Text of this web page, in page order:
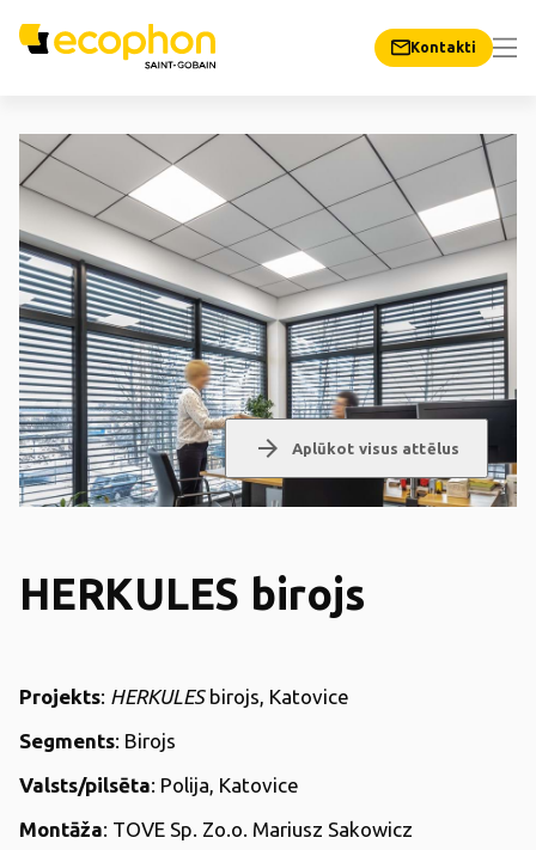
Kontakti
arrow_forward Aplūkot visus attēlus
HERKULES birojs
Projekts: HERKULESbirojs, Katovice
Segments: Birojs
Valsts/pilsēta: Polija, Katovice
Montāža: TOVE Sp. Zo.o. Mariusz Sakowicz